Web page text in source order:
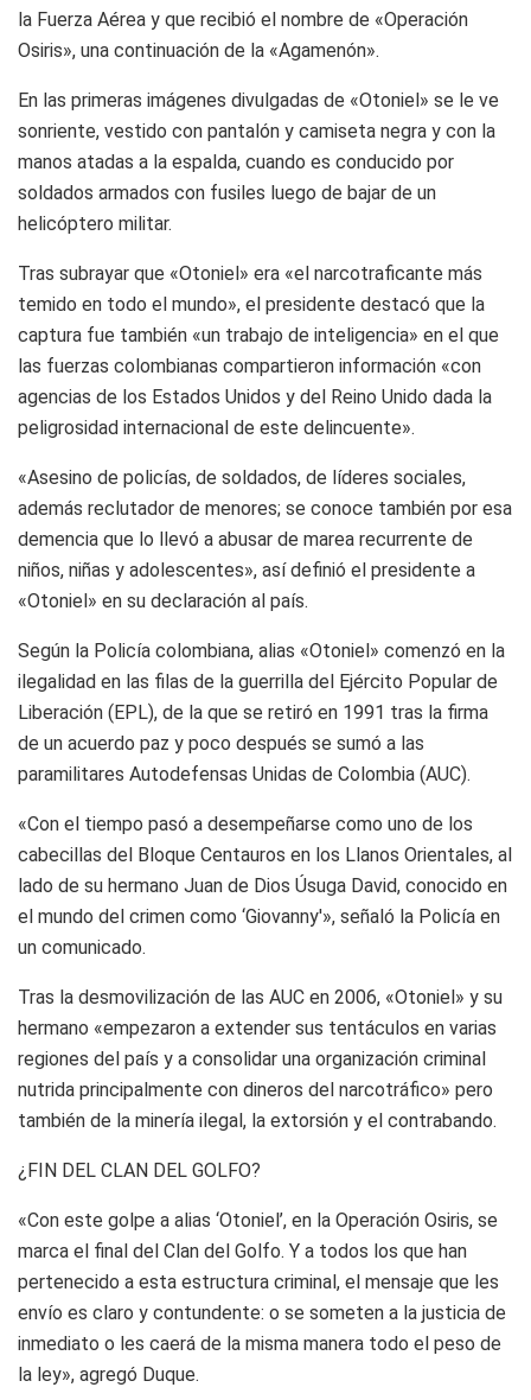
la Fuerza Aérea y que recibió el nombre de «Operación
Osiris», una continuación de la «Agamenón».
En las primeras imágenes divulgadas de «Otoniel» se le ve
sonriente, vestido con pantalón y camiseta negra y con la
manos atadas a la espalda, cuando es conducido por
soldados armados con fusiles luego de bajar de un
helicóptero militar.
Tras subrayar que «Otoniel» era «el narcotraficante más
temido en todo el mundo», el presidente destacó que la
captura fue también «un trabajo de inteligencia» en el que
las fuerzas colombianas compartieron información «con
agencias de los Estados Unidos y del Reino Unido dada la
peligrosidad internacional de este delincuente».
«Asesino de policías, de soldados, de líderes sociales,
además reclutador de menores; se conoce también por esa
demencia que lo llevó a abusar de marea recurrente de
niños, niñas y adolescentes», así definió el presidente a
«Otoniel» en su declaración al país.
Según la Policía colombiana, alias «Otoniel» comenzó en la
ilegalidad en las filas de la guerrilla del Ejército Popular de
Liberación (EPL), de la que se retiró en 1991 tras la firma
de un acuerdo paz y poco después se sumó a las
paramilitares Autodefensas Unidas de Colombia (AUC).
«Con el tiempo pasó a desempeñarse como uno de los
cabecillas del Bloque Centauros en los Llanos Orientales, al
lado de su hermano Juan de Dios Úsuga David, conocido en
el mundo del crimen como ‘Giovanny'», señaló la Policía en
un comunicado.
Tras la desmovilización de las AUC en 2006, «Otoniel» y su
hermano «empezaron a extender sus tentáculos en varias
regiones del país y a consolidar una organización criminal
nutrida principalmente con dineros del narcotráfico» pero
también de la minería ilegal, la extorsión y el contrabando.
¿FIN DEL CLAN DEL GOLFO?
«Con este golpe a alias ‘Otoniel’, en la Operación Osiris, se
marca el final del Clan del Golfo. Y a todos los que han
pertenecido a esta estructura criminal, el mensaje que les
envío es claro y contundente: o se someten a la justicia de
inmediato o les caerá de la misma manera todo el peso de
la ley», agregó Duque.